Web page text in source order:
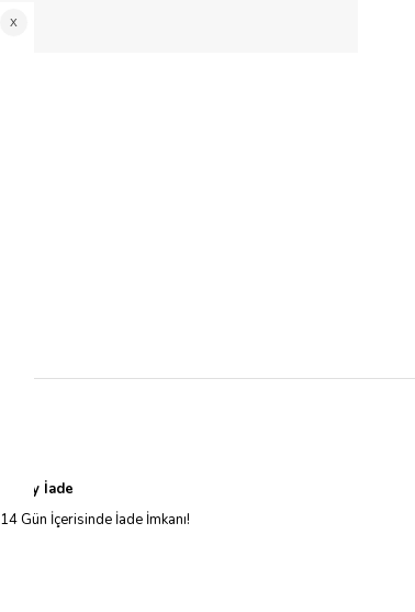
Kolay İade
14 Gün İçerisinde İade İmkanı!